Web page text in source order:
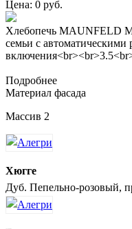
Цена: 0 руб.
Хлебопечь MAUNFELD
семьи с
Подробнее
Материал фасада
Массив 2
Хюгге
Дуб. Пепельно-розовый,